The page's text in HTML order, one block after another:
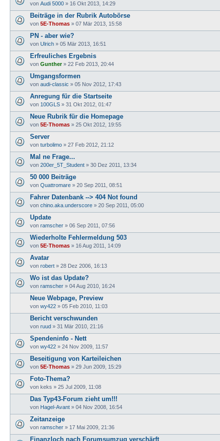
von Audi 5000 » 16 Okt 2013, 14:29
Beiträge in der Rubrik Autobörse
von 5E-Thomas » 07 Mär 2013, 15:58
PN - aber wie?
von Ulrich » 05 Mär 2013, 16:51
Erfreuliches Ergebnis
von Gunther» 22 Feb 2013, 20:44
Umgangsformen
von audi-classic » 05 Nov 2012, 17:43
Anregung für die Startseite
von 100GLS » 31 Okt 2012, 01:47
Neue Rubrik für die Homepage
von 5E-Thomas » 25 Okt 2012, 19:55
Server
von turbolimo » 27 Feb 2012, 21:12
Mal ne Frage...
von 200er_5T_Student » 30 Dez 2011, 13:34
50 000 Beiträge
von Quattromare » 20 Sep 2011, 08:51
Fahrer Datenbank --> 404 Not found
von chino.aka.underscore » 20 Sep 2011, 05:00
Update
von ramscher » 06 Sep 2011, 07:56
Wiederholte Fehlermeldung 503
von 5E-Thomas » 16 Aug 2011, 14:09
Avatar
von robert » 28 Dez 2006, 16:13
Wo ist das Update?
von ramscher » 04 Aug 2010, 16:24
Neue Webpage, Preview
von wy422 » 05 Feb 2010, 11:03
Bericht verschwunden
von ruud » 31 Mär 2010, 21:16
Spendeninfo - Nett
von wy422 » 24 Nov 2009, 11:57
Beseitigung von Karteileichen
von 5E-Thomas » 29 Jun 2009, 15:29
Foto-Thema?
von keks » 25 Jul 2009, 11:08
Das Typ43-Forum zieht um!!!
von Hagel-Avant » 04 Nov 2008, 16:54
Zeitanzeige
von ramscher » 17 Mai 2009, 21:36
Finanzloch nach Forumsumzug verschärft